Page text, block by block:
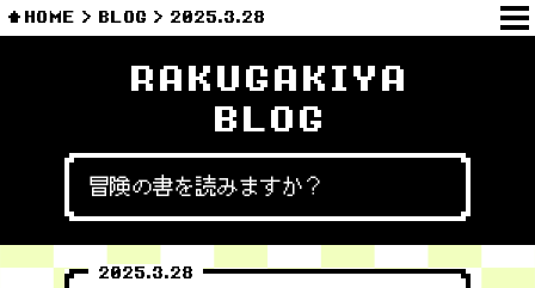
HOME BLOG 2025.3.28
RAKUGAKIYA
BLOG
冒険の書を読みますか？
2025.3.28